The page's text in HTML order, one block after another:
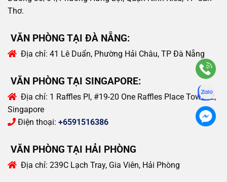
Thơ.
VĂN PHÒNG TẠI ĐÀ NẴNG:
Địa chỉ: 41 Lê Duẩn, Phường Hải Châu, TP Đà Nẵng
VĂN PHÒNG TẠI SINGAPORE:
Địa chỉ: 1 Raffles Pl, #19-20 One Raffles Place Tower 2,
Singapore
Điện thoại: +6591516386
VĂN PHÒNG TẠI HẢI PHÒNG
Địa chỉ: 239C Lạch Tray, Gia Viên, Hải Phòng